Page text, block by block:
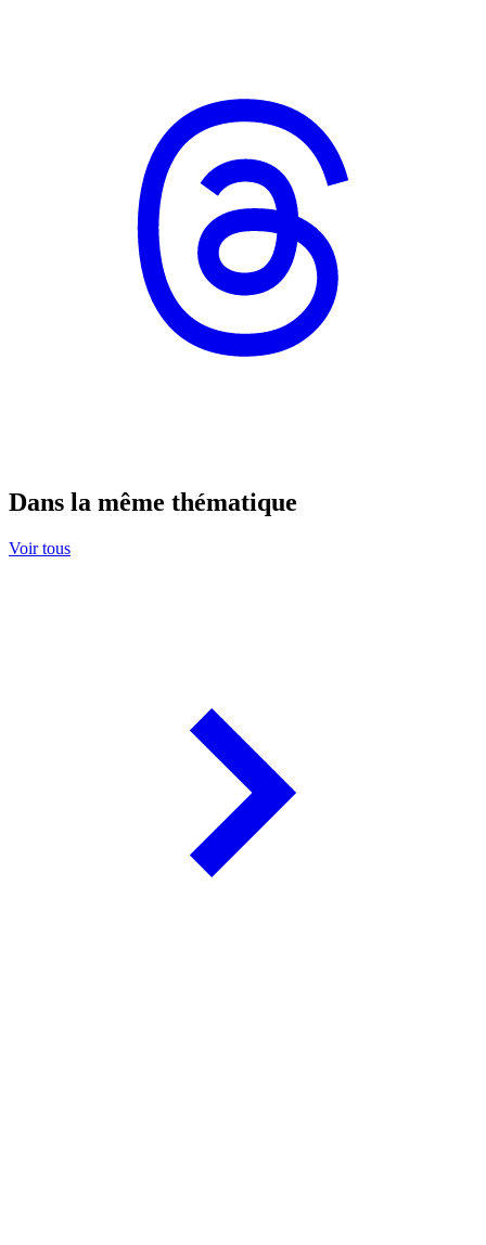
Dans la même thématique
Voir tous